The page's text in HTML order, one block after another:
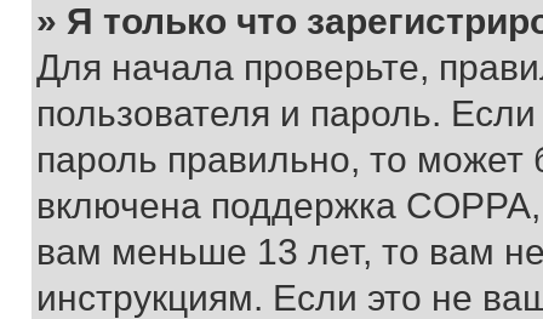
» Я только что
Для начала проверьте,
пользователя и пароль.
пароль правильно, то может
включена поддержка
вам меньше 13 лет, то вам
инструкциям. Если это не